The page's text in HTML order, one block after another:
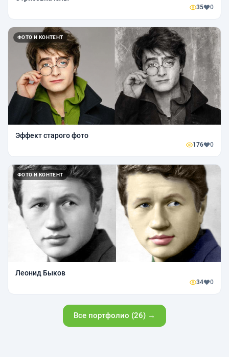
35 0
ФОТО И КОНТЕНТ
Эффект старого фото
176 0
ФОТО И КОНТЕНТ
Леонид Быков
34 0
Все портфолио (26) →